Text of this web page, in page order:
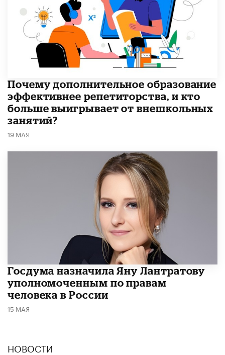
​Почему дополнительное образование
эффективнее репетиторства, и кто
больше выигрывает от внешкольных
занятий?
19 МАЯ
Госдума назначила Яну Лантратову
уполномоченным по правам
человека в России
15 МАЯ
НОВОСТИ